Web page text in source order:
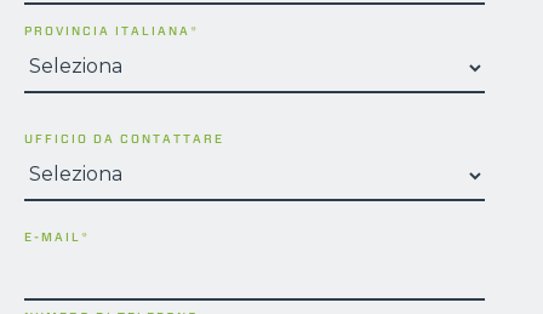
PROVINCIA ITALIANA*
UFFICIO DA CONTATTARE
E-MAIL*